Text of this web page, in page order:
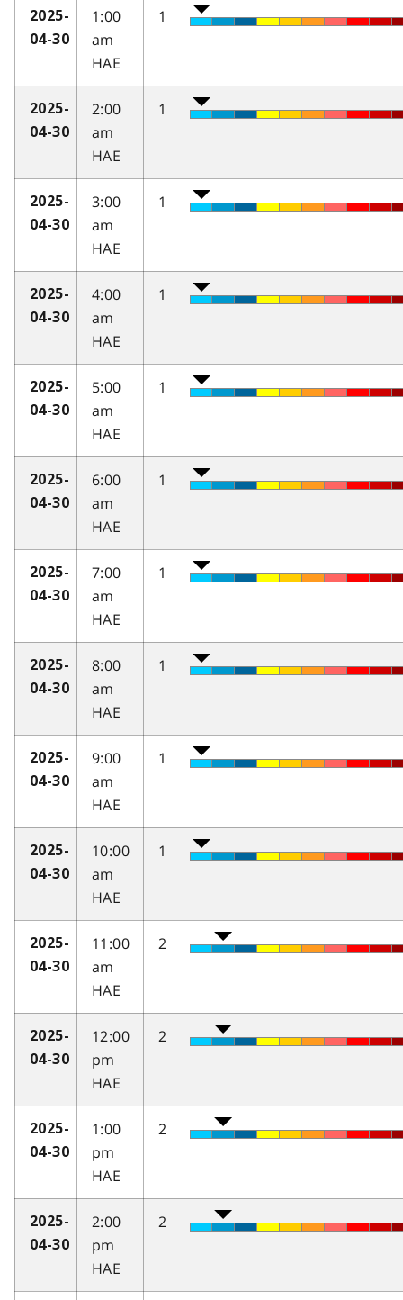
2025-
04-30
1:00
am
HAE
1
2025-
04-30
2:00
am
HAE
1
2025-
04-30
3:00
am
HAE
1
2025-
04-30
4:00
am
HAE
1
2025-
04-30
5:00
am
HAE
1
2025-
04-30
6:00
am
HAE
1
2025-
04-30
7:00
am
HAE
1
2025-
04-30
8:00
am
HAE
1
2025-
04-30
9:00
am
HAE
1
2025-
04-30
10:00
am
HAE
1
2025-
04-30
11:00
am
HAE
2
2025-
04-30
12:00
pm
HAE
2
2025-
04-30
1:00
pm
HAE
2
2025-
04-30
2:00
pm
HAE
2